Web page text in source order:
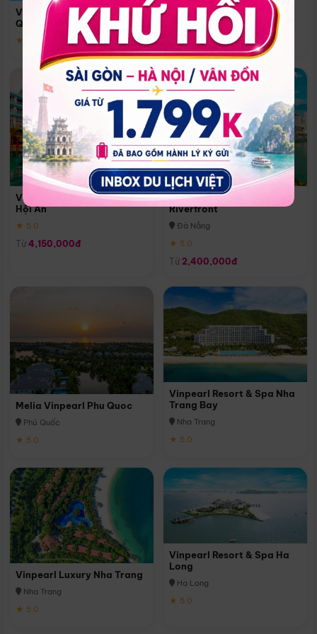
Vinpearl Resort & Spa Phu
Quoc
★ 5.0
Quoc
Phú Quốc
★ 5.0
Vinpearl Resort & Golf Nam
Hội An
★ 5.0
Từ 4,150,000đ
Melia Vinpearl Danang
Riverfront
Đà Nẵng
★ 5.0
Từ 2,400,000đ
Melia Vinpearl Phu Quoc
Phú Quốc
★ 5.0
Vinpearl Resort & Spa Nha
Trang Bay
Nha Trang
★ 5.0
Vinpearl Luxury Nha Trang
Nha Trang
★ 5.0
Vinpearl Resort & Spa Ha
Long
Hạ Long
★ 5.0